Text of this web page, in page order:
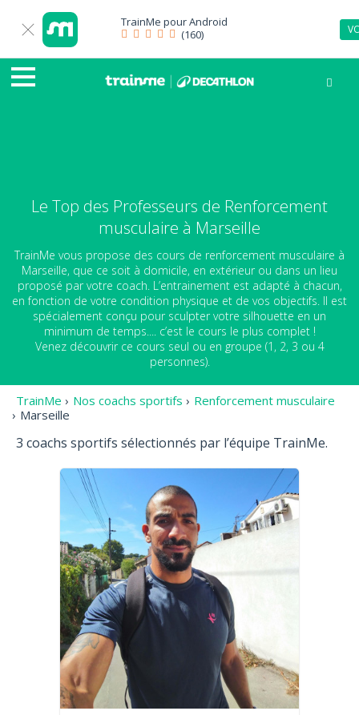
TrainMe pourAndroid
(160)
Le Top des Professeurs de Renforcement
musculaire à Marseille
TrainMe vous propose des cours de renforcement musculaire à
Marseille, que ce soit à domicile, en extérieur ou dans un lieu
proposé par votre coach. L’entrainement est adapté à chacun,
en fonction de votre condition physique et de vos objectifs. Il est
spécialement conçu pour sculpter votre silhouette en un
minimum de temps.... c’est le cours le plus complet !
Venez découvrir ce cours seul ou en groupe (1, 2, 3 ou 4
personnes).
TrainMe › Nos coachs sportifs › Renforcement musculaire
› Marseille
3 coachs sportifs sélectionnés par l’équipe TrainMe.